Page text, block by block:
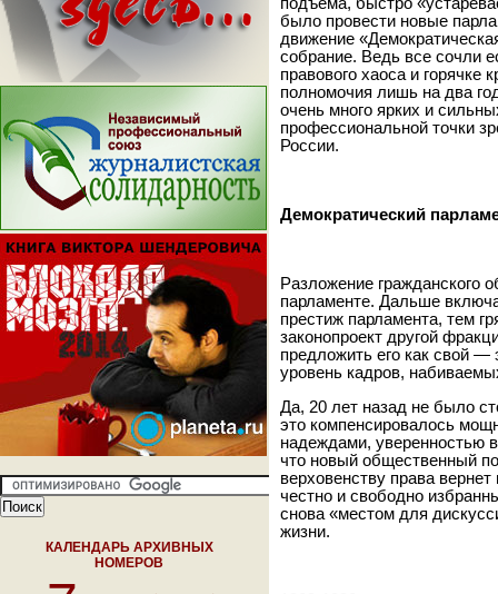
КАЛЕНДАРЬ АРХИВНЫХ
НОМЕРОВ
было провести новые
движение
собрание. Ведь все сочли
правового хаоса и горячке
полномочия лишь на два
очень много ярких и
профессиональной точки
России.
Демократический
Разложение гражданского
парламенте. Дальше
престиж парламента, тем
законопроект другой
предложить его как свой
уровень кадров,
Да, 20 лет назад не было
это компенсировалось
надеждами, уверенностью
что новый общественный
верховенству права
честно и свободно
снова «местом для
жизни.